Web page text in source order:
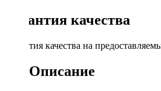
Гарантия качества
Гарантия качества на
Описание